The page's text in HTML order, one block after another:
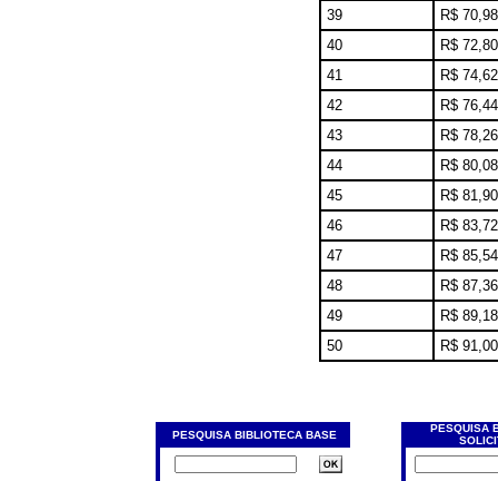
39
R$ 70,98
40
R$ 72,80
41
R$ 74,62
42
R$ 76,44
43
R$ 78,26
44
R$ 80,08
45
R$ 81,90
46
R$ 83,72
47
R$ 85,54
48
R$ 87,36
49
R$ 89,18
50
R$ 91,00
PESQUISA BIBLIOTECA BASE
PESQUISA